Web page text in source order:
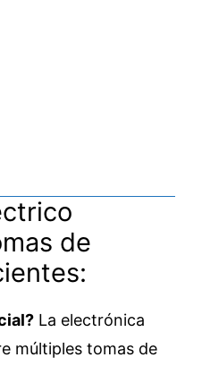
de
La electrónica
múltiples tomas de